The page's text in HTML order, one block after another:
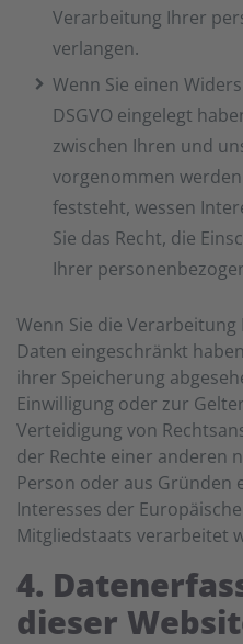
Verarbeitung Ihrer
verlangen.
Wenn Sie einen
DSGVO eingelegt
zwischen Ihren und
vorgenommen
feststeht, wessen
Sie das Recht, die
Ihrer
Wenn Sie die
Daten eingeschränkt
ihrer Speicherung
Einwilligung oder zur
Verteidigung von
der Rechte einer anderen
Person oder aus Gründen
Interesses der
Mitgliedstaats verarbeitet
4.
dieser